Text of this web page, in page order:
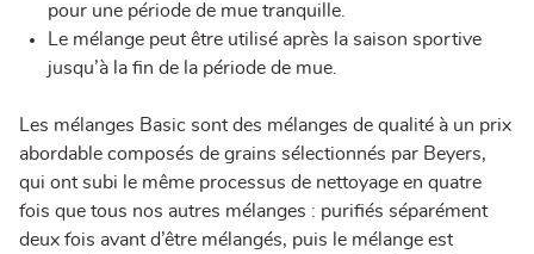
pour une période de mue tranquille.
Le mélange peut être utilisé après la saison sportive
jusqu’à la fin de la période de mue.
Les mélanges Basic sont des mélanges de qualité à un prix
abordable composés de grains sélectionnés par Beyers,
qui ont subi le même processus de nettoyage en quatre
fois que tous nos autres mélanges : purifiés séparément
deux fois avant d’être mélangés, puis le mélange est